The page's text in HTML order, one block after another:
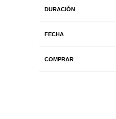
DURACIÓN
FECHA
COMPRAR